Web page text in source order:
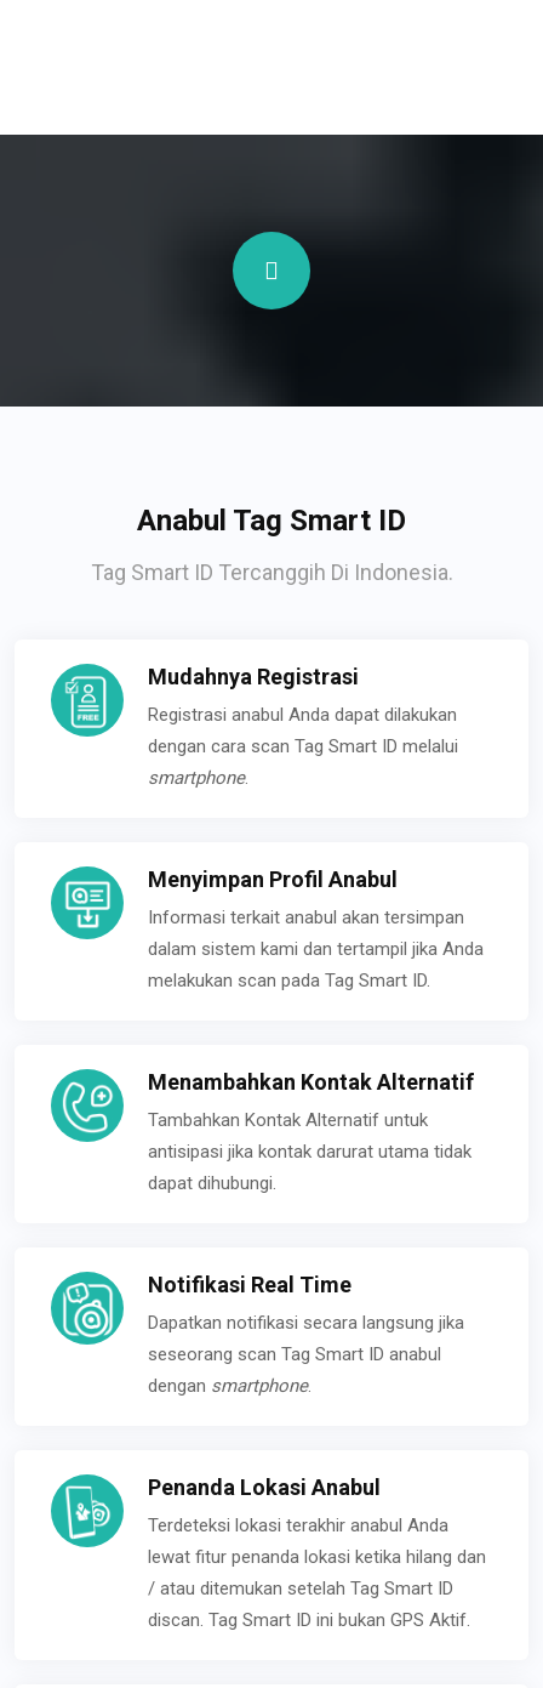
Anabul Tag Smart ID
Tag Smart ID Tercanggih Di Indonesia.
Mudahnya Registrasi
Registrasi anabul Anda dapat dilakukan
dengan cara scan Tag Smart ID melalui
smartphone.
Menyimpan Profil Anabul
Informasi terkait anabul akan tersimpan
dalam sistem kami dan tertampil jika Anda
melakukan scan pada Tag Smart ID.
Menambahkan Kontak Alternatif
Tambahkan Kontak Alternatif untuk
antisipasi jika kontak darurat utama tidak
dapat dihubungi.
Notifikasi Real Time
Dapatkan notifikasi secara langsung jika
seseorang scan Tag Smart ID anabul
dengan smartphone.
Penanda Lokasi Anabul
Terdeteksi lokasi terakhir anabul Anda
lewat fitur penanda lokasi ketika hilang dan
/ atau ditemukan setelah Tag Smart ID
discan. Tag Smart ID ini bukan GPS Aktif.